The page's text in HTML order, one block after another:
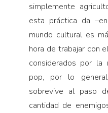
simplemente
esta práctica da
mundo cultural es
hora de trabajar con
considerados por la
pop, por lo
sobrevive al paso
cantidad de